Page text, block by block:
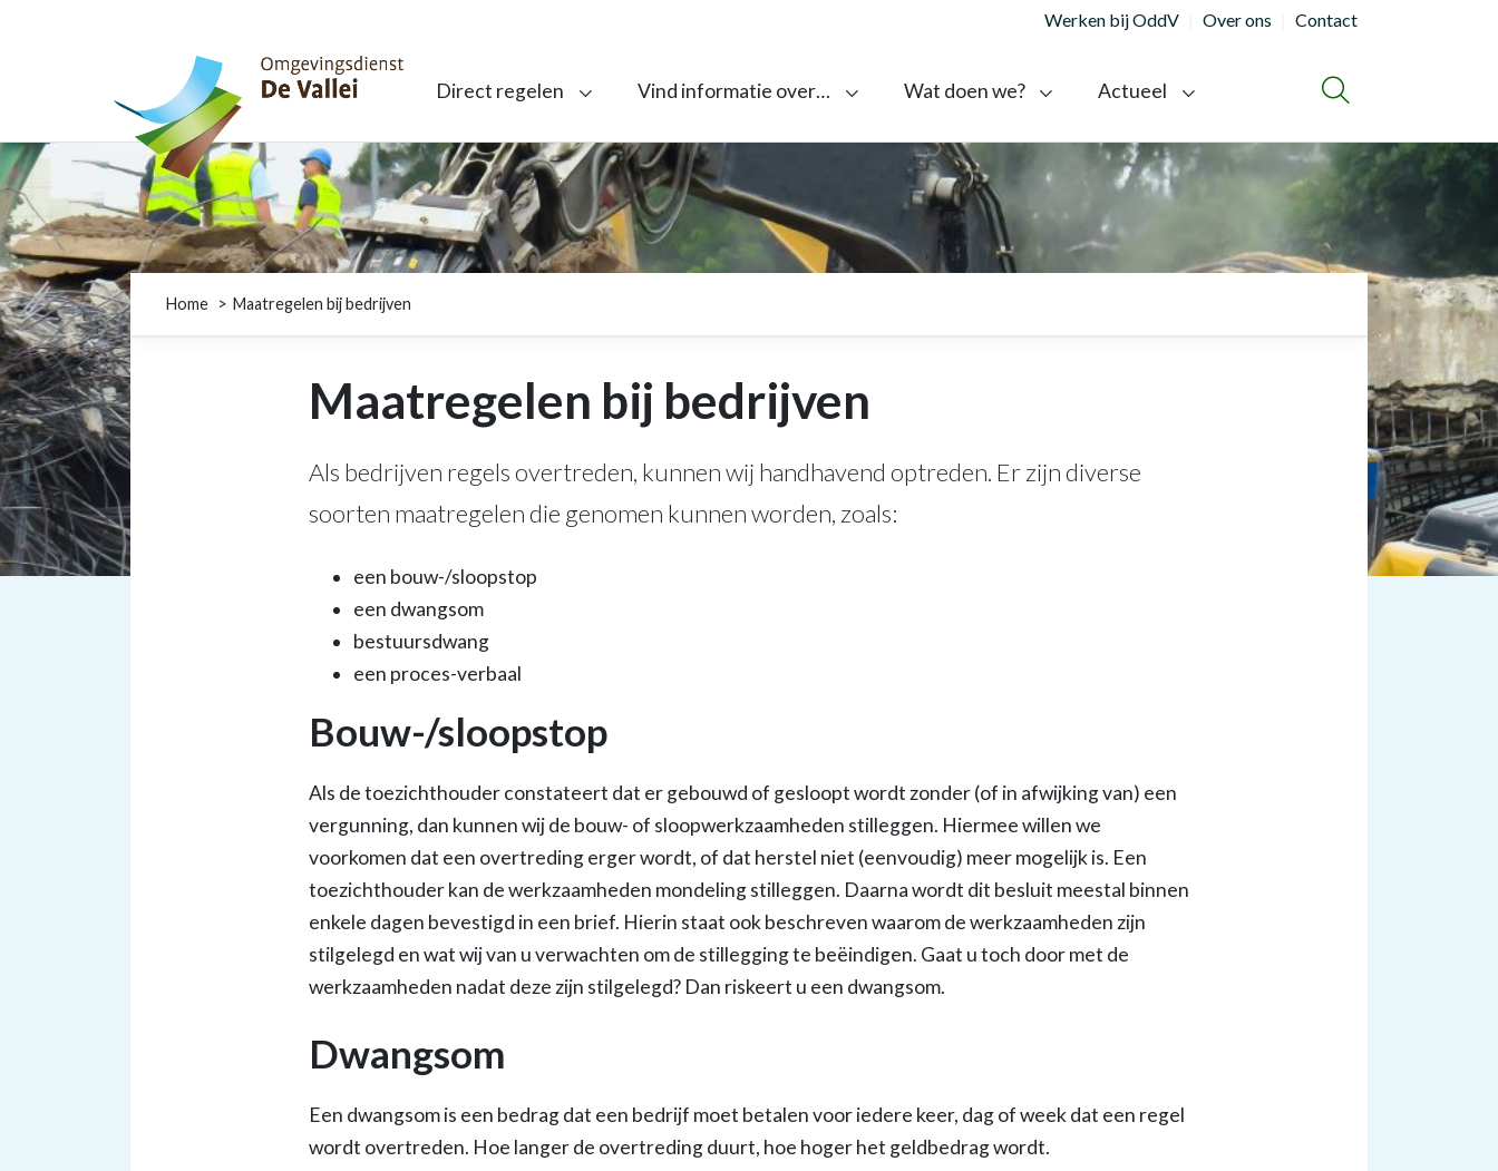
Werken bij OddV Over ons Contact
Omgevingsdienst De Vallei
Direct regelen
Vind informatie over… Wat doen we? Actueel ZOEKEN
Home Maatregelen bij bedrijven
Maatregelen bij bedrijven
Als bedrijven regels overtreden, kunnen wij handhavend optreden. Er zijn diverse
soorten maatregelen die genomen kunnen worden, zoals:
een bouw-/sloopstop
een dwangsom
bestuursdwang
een proces-verbaal
Bouw-/sloopstop
Als de toezichthouder constateert dat er gebouwd of gesloopt wordt zonder (of in afwijking van) een
vergunning, dan kunnen wij de bouw- of sloopwerkzaamheden stilleggen. Hiermee willen we
voorkomen dat een overtreding erger wordt, of dat herstel niet (eenvoudig) meer mogelijk is. Een
toezichthouder kan de werkzaamheden mondeling stilleggen. Daarna wordt dit besluit meestal binnen
enkele dagen bevestigd in een brief. Hierin staat ook beschreven waarom de werkzaamheden zijn
stilgelegd en wat wij van u verwachten om de stillegging te beëindigen. Gaat u toch door met de
werkzaamheden nadat deze zijn stilgelegd? Dan riskeert u een dwangsom.
Dwangsom
Een dwangsom is een bedrag dat een bedrijf moet betalen voor iedere keer, dag of week dat een regel
wordt overtreden. Hoe langer de overtreding duurt, hoe hoger het geldbedrag wordt.